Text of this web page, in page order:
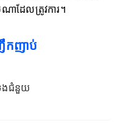
ាដែលត្រូវការ។
កញាប់
ទងជំនួយ